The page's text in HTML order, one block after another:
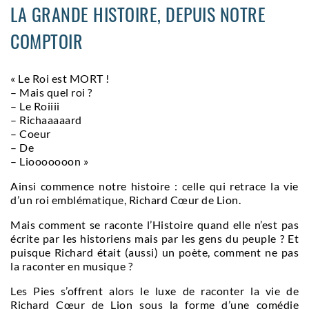
LA GRANDE HISTOIRE, DEPUIS NOTRE
COMPTOIR
« Le Roi est MORT !
– Mais quel roi ?
– Le Roiiii
– Richaaaaard
– Coeur
– De
– Liooooooon »
Ainsi commence notre histoire : celle qui retrace la vie
d’un roi emblématique, Richard Cœur de Lion.
Mais comment se raconte l’Histoire quand elle n’est pas
écrite par les historiens mais par les gens du peuple ? Et
puisque Richard était (aussi) un poète, comment ne pas
la raconter en musique ?
Les Pies s’offrent alors le luxe de raconter la vie de
Richard Cœur de Lion sous la forme d’une comédie